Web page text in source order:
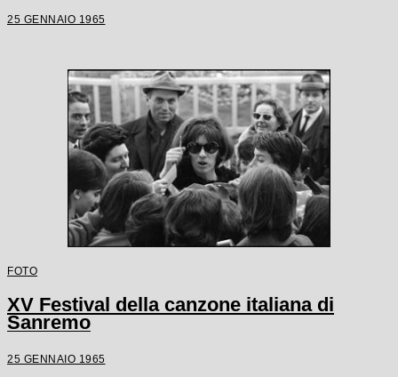
25 GENNAIO 1965
FOTO
XV Festival della canzone italiana di
Sanremo
25 GENNAIO 1965